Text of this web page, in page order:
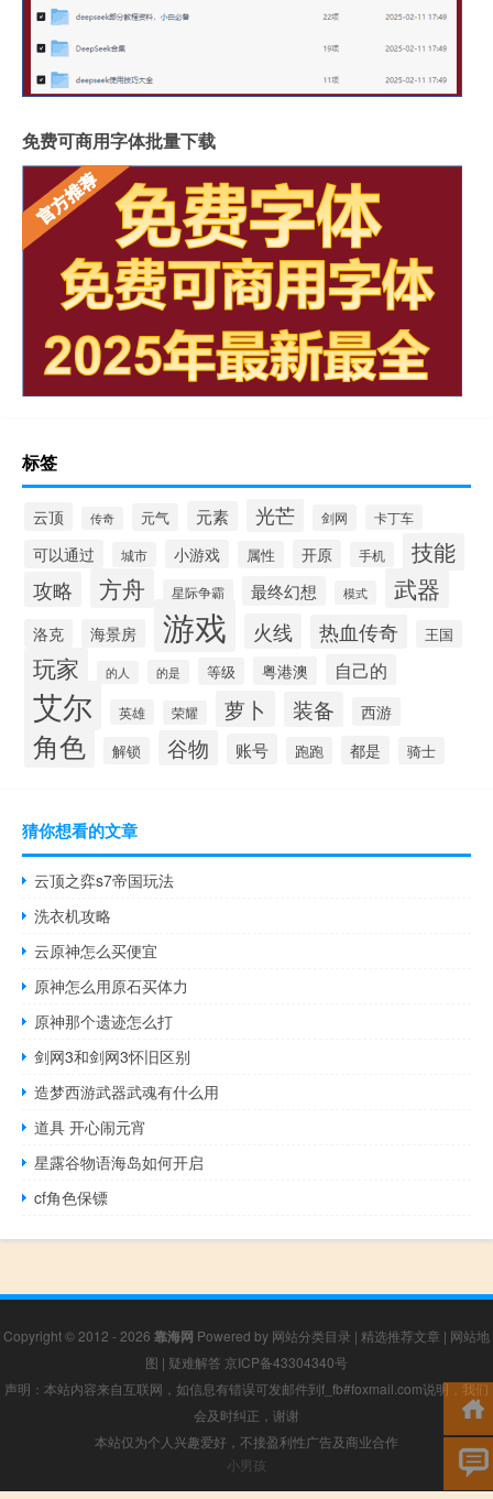
免费可商用字体批量下载
标签
云顶 传奇 元气 元素 光芒 剑网 卡丁车
可以通过 城市 小游戏 属性 开原 手机 技能
攻略 方舟 星际争霸 最终幻想 模式 武器
洛克 海景房 游戏 火线 热血传奇 王国
玩家 的人 的是 等级 粤港澳 自己的
艾尔 英雄 荣耀 萝卜 装备 西游
角色 解锁 谷物 账号 跑跑 都是 骑士
猜你想看的文章
云顶之弈s7帝国玩法
洗衣机攻略
云原神怎么买便宜
原神怎么用原石买体力
原神那个遗迹怎么打
剑网3和剑网3怀旧区别
造梦西游武器武魂有什么用
道具 开心闹元宵
星露谷物语海岛如何开启
cf角色保镖
Copyright © 2012 - 2026 靠海网 Powered by 网站分类目录 | 精选推荐文章 | 网站地
图 | 疑难解答 京ICP备43304340号
声明：本站内容来自互联网，如信息有错误可发邮件到f_fb#foxmail.com说明，我们
会及时纠正，谢谢
本站仅为个人兴趣爱好，不接盈利性广告及商业合作
小男孩